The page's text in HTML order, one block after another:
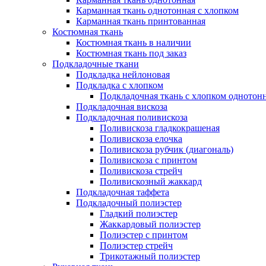
Карманная ткань однотонная с хлопком
Карманная ткань принтованная
Костюмная ткань
Костюмная ткань в наличии
Костюмная ткань под заказ
Подкладочные ткани
Подкладка нейлоновая
Подкладка с хлопком
Подкладочная ткань с хлопком
Подкладочная вискоза
Подкладочная поливискоза
Поливискоза гладкокрашеная
Поливискоза елочка
Поливискоза рубчик (диагональ)
Поливискоза с принтом
Поливискоза стрейч
Поливискозный жаккард
Подкладочная таффета
Подкладочный полиэстер
Гладкий полиэстер
Жаккардовый полиэстер
Полиэстер с принтом
Полиэстер стрейч
Трикотажный полиэстер